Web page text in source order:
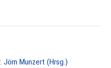
Jörn Munzert (Hrsg.)